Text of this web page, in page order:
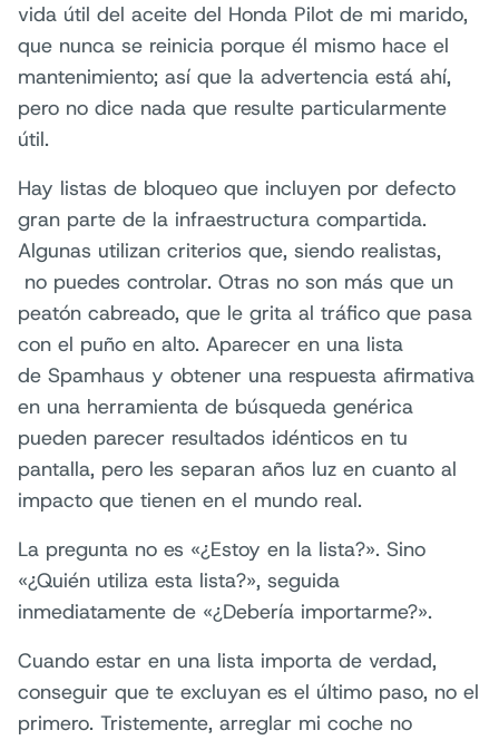
vida útil del aceite del Honda Pilot de mi marido,
que nunca se reinicia porque él mismo hace el
mantenimiento; así que la advertencia está ahí,
pero no dice nada que resulte particularmente
útil.
Hay listas de bloqueo que incluyen por defecto
gran parte de la infraestructura compartida.
Algunas utilizan criterios que, siendo realistas,
no puedes controlar. Otras no son más que un
peatón cabreado, que le grita al tráfico que pasa
con el puño en alto. Aparecer en una lista
de Spamhaus y obtener una respuesta afirmativa
en una herramienta de búsqueda genérica
pueden parecer resultados idénticos en tu
pantalla, pero les separan años luz en cuanto al
impacto que tienen en el mundo real.
La pregunta no es «¿Estoy en la lista?». Sino
«¿Quién utiliza esta lista?», seguida
inmediatamente de «¿Debería importarme?».
Cuando estar en una lista importa de verdad,
conseguir que te excluyan es el último paso, no el
primero. Tristemente, arreglar mi coche no